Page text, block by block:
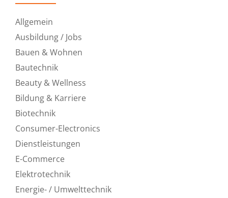
Allgemein
Ausbildung / Jobs
Bauen & Wohnen
Bautechnik
Beauty & Wellness
Bildung & Karriere
Biotechnik
Consumer-Electronics
Dienstleistungen
E-Commerce
Elektrotechnik
Energie- / Umwelttechnik